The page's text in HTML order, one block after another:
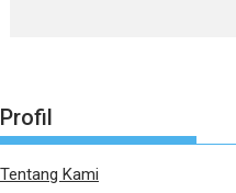
Profil
Tentang Kami